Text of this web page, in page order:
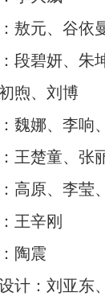
敖元、谷依
段碧妍、朱
煦、刘博
魏娜、李响
王楚童、张
高原、李莹
王辛刚
陶震
计：刘亚东